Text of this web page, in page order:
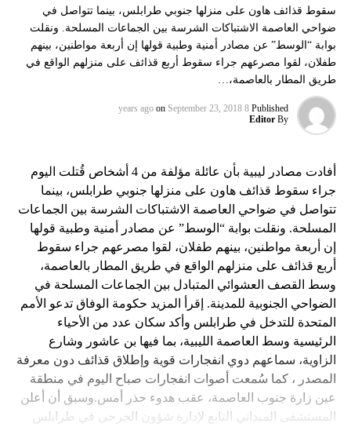
سقوط قذائف هاون على منزلها جنوبي طرابلس، بينما تتواصل في
ضواحي العاصمة الاشتباكات الشرسة بين الجماعات المسلحة. ونقلت
بوابة “الوسط” عن مصادر أمنية وطبية قولها إن أربعة مواطنين، بينهم
طفلان، لقوا مصرعهم جراء سقوط أربع قذائف على منزلهم الواقع في
طريق المطار بالعاصمة،…
Published
8 years ago
on September 23, 2018
By
Editor
أفادت مصادر ليبية بأن عائلة مؤلفة من 4 أشخاص قُتلت اليوم
جراء سقوط قذائف هاون على منزلها جنوبي طرابلس، بينما
تتواصل في ضواحي العاصمة الاشتباكات الشرسة بين الجماعات
المسلحة. ونقلت بوابة “الوسط” عن مصادر أمنية وطبية قولها
إن أربعة مواطنين، بينهم طفلان، لقوا مصرعهم جراء سقوط
أربع قذائف على منزلهم الواقع في طريق المطار بالعاصمة،
وسط القصف العشوائي المتبادل بين الجماعات المسلحة في
الضواحي الجنوبية للمدينة. إقرأ المزيد حكومة الوفاق تدعو الأمم
المتحدة للتدخل في طرابلس وأكد سكان عدد من الأحياء
الرئيسية وسط العاصمة الليبية، بما فيها بن عاشور وشارع
الزاوية، سماعهم دوي انفجارات قوية وإطلاق قذائف دون معرفة
المصدر ، كما سُمعت أصوات انفجارات صباح اليوم في منطقة
عين زارة جنوب العاصمة، عقب هدوء حذر أمس.وسبق أن أعلن
المستشفى الميداني التابع لإدارة شؤون الجرحى في طرابلس